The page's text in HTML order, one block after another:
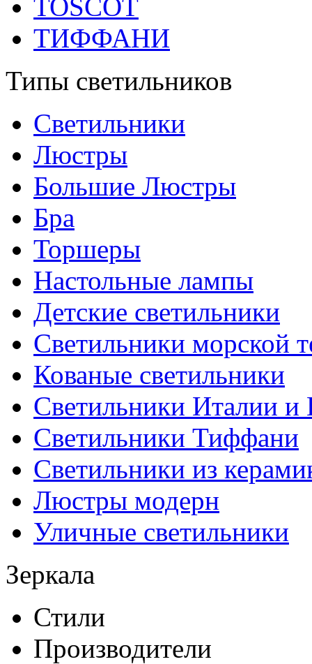
TOSCOT
ТИФФАНИ
Типы светильников
Светильники
Люстры
Большие Люстры
Бра
Торшеры
Настольные лампы
Детские светильники
Светильники морской
Кованые светильники
Светильники Италии и
Светильники Тиффани
Светильники из
Люстры модерн
Уличные светильники
Зеркала
Стили
Производители